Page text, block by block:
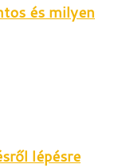
és milyen
lépésre